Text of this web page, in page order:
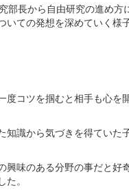
部長から自由研究の進め方
ての発想を深めていく様
度コツを掴むと相手も心を
知識から気づきを得ていた
味のある分野の事だと好
。